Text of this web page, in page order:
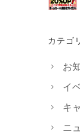
カテゴ
お
イ
キ
ニ